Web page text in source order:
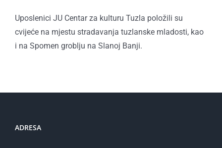
Uposlenici JU Centar za kulturu Tuzla položili su
cvijeće na mjestu stradavanja tuzlanske mladosti, kao
i na Spomen groblju na Slanoj Banji.
ADRESA